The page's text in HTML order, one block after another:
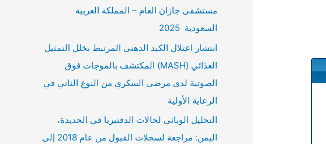
مستشفى جازان العام – المملكة العربية
السعودية 2025
انتشار اعتلال الكبد الدهني المرتبط بخلل التمثيل
الغذائي (MASH) المكتشف بالموجات فوق
الصوتية لدى مرضى السكري من النوع الثاني في
الرعاية الأولية
التحليل الوبائي لحالات الدفتيريا في الحديدة،
اليمن: مراجعة لسجلات القبول من عام 2018 إلى